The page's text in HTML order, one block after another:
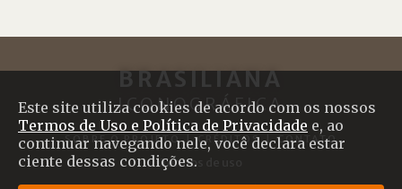
Este site utiliza cookies de acordo com os nossos
Termos de Uso e Política de Privacidade e, ao
continuar navegando nele, você declara estar
ciente dessas condições.
BRASILIANA
ICONOGRÁFICA
SOBRE O PROJETO| CRÉDITOS |CONTATO
Termos de uso